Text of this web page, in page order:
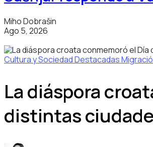
Miho Dobrašin
Ago 5, 2026
Cultura y SociedadDestacadas
La diáspora
distintas